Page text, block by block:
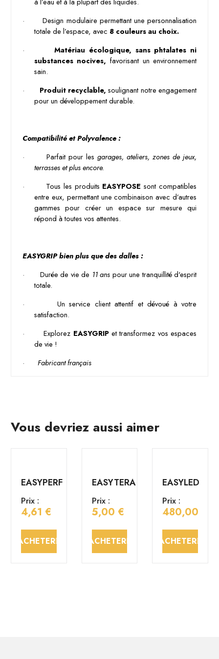
·
Design modulaire permettant une personnalisation
totale de l’espace, avec 8 couleurs au choix.
·
Matériau écologique, sans phtalates ni
substances nocives, favorisant un environnement
sain.
·
Produit recyclable, soulignant notre engagement
pour un développement durable.
Compatibilité et Polyvalence :
·
Parfait pour les garages, ateliers, zones de jeux,
terrasses et plus encore.
·
Tous les produits EASYPOSE sont compatibles
entre eux, permettant une combinaison avec d’autres
gammes pour créer un espace sur mesure qui
répond à toutes vos attentes.
EASYGRIP bien plus que des dalles :
·
Durée de vie de 11 ans pour une tranquillité d'esprit
totale.
·
Un service client attentif et dévoué à votre
satisfaction.
·
Explorez EASYGRIP et transformez vos espaces
de vie !
·
Fabricant français
Vous devriez aussi aimer
EASYPERF
Prix :
4,61 €
ACHETER
EASYTERA
Prix :
5,00 €
ACHETER
EASYLED
Prix :
480,00 €
ACHETER